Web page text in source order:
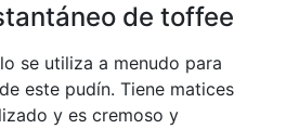
de toffee
se utiliza a menudo para
este pudín. Tiene matices
y es cremoso y